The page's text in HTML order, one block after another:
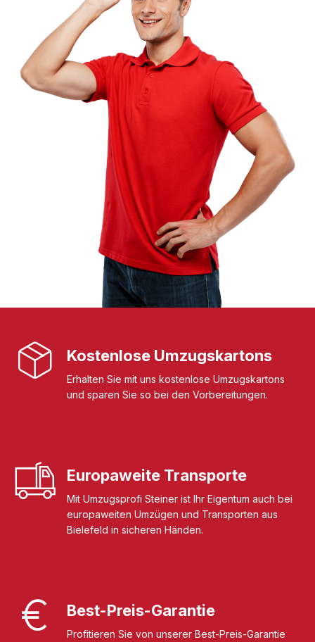
Kostenlose Umzugskartons
Erhalten Sie mit uns kostenlose Umzugskartons
und sparen Sie so bei den Vorbereitungen.
Europaweite Transporte
Mit Umzugsprofi Steiner ist Ihr Eigentum auch bei
europaweiten Umzügen und Transporten aus
Bielefeld in sicheren Händen.
Best-Preis-Garantie
Profitieren Sie von unserer Best-Preis-Garantie